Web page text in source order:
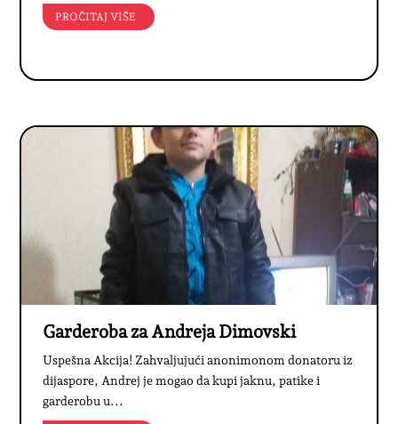
PROČITAJ VIŠE
Garderoba za Andreja Dimovski
Uspešna Akcija! Zahvaljujući anonimonom donatoru iz
dijaspore, Andrej je mogao da kupi jaknu, patike i
garderobu u...